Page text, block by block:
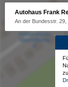
Autohaus Frank
An der Bundesstr.